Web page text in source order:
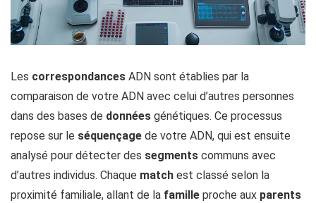
Les correspondances ADN sont établies par la
comparaison de votre ADN avec celui d’autres personnes
dans des bases de données génétiques. Ce processus
repose sur le séquençage de votre ADN, qui est ensuite
analysé pour détecter des segments communs avec
d’autres individus. Chaque match est classé selon la
proximité familiale, allant de la famille proche aux parents